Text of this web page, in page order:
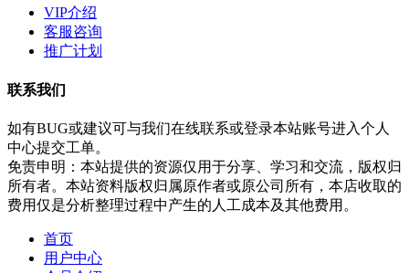
VIP介绍
客服咨询
推广计划
联系我们
如有BUG或建议可与我们在线联系或登录本站账号进入个人
中心提交工单。
免责申明：本站提供的资源仅用于分享、学习和交流，版权归
所有者。本站资料版权归属原作者或原公司所有，本店收取的
费用仅是分析整理过程中产生的人工成本及其他费用。
首页
用户中心